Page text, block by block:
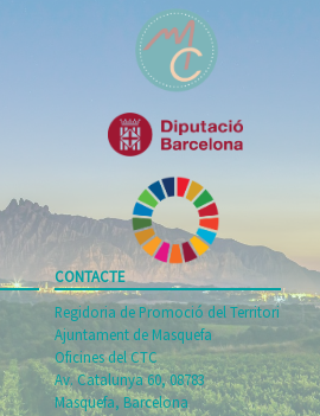
CONTACTE
Regidoria de Promoció del Territori
Ajuntament de Masquefa
Oficines del CTC
Av. Catalunya 60, 08783
Masquefa, Barcelona